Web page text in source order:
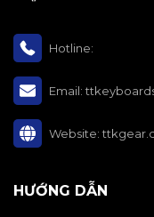
Hotline:
Email:
Website:
HƯỚNG DẪN